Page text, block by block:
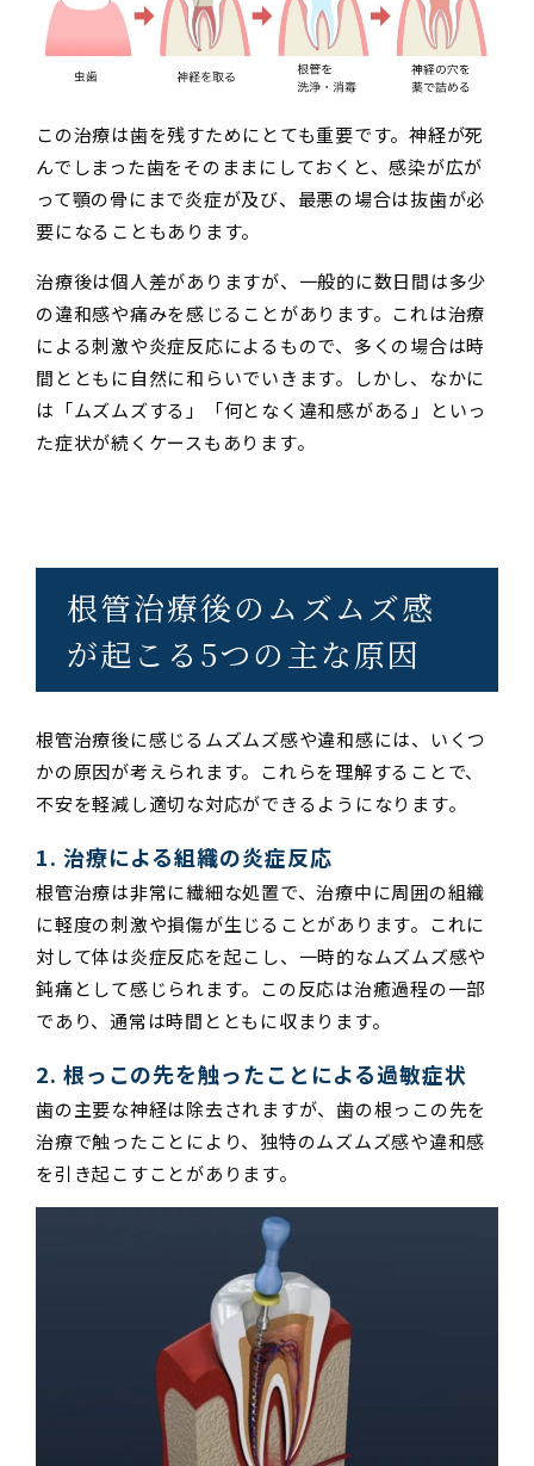
この治療は歯を残すためにとても重要です。神経が死
んでしまった歯をそのままにしておくと、感染が広が
って顎の骨にまで炎症が及び、最悪の場合は抜歯が必
要になることもあります。
治療後は個人差がありますが、一般的に数日間は多少
の違和感や痛みを感じることがあります。これは治療
による刺激や炎症反応によるもので、多くの場合は時
間とともに自然に和らいでいきます。しかし、なかに
は「ムズムズする」「何となく違和感がある」といっ
た症状が続くケースもあります。
根管治療後のムズムズ感
が起こる5つの主な原因
根管治療後に感じるムズムズ感や違和感には、いくつ
かの原因が考えられます。これらを理解することで、
不安を軽減し適切な対応ができるようになります。
1. 治療による組織の炎症反応
根管治療は非常に繊細な処置で、治療中に周囲の組織
に軽度の刺激や損傷が生じることがあります。これに
対して体は炎症反応を起こし、一時的なムズムズ感や
鈍痛として感じられます。この反応は治癒過程の一部
であり、通常は時間とともに収まります。
2. 根っこの先を触ったことによる過敏症状
歯の主要な神経は除去されますが、歯の根っこの先を
治療で触ったことにより、独特のムズムズ感や違和感
を引き起こすことがあります。